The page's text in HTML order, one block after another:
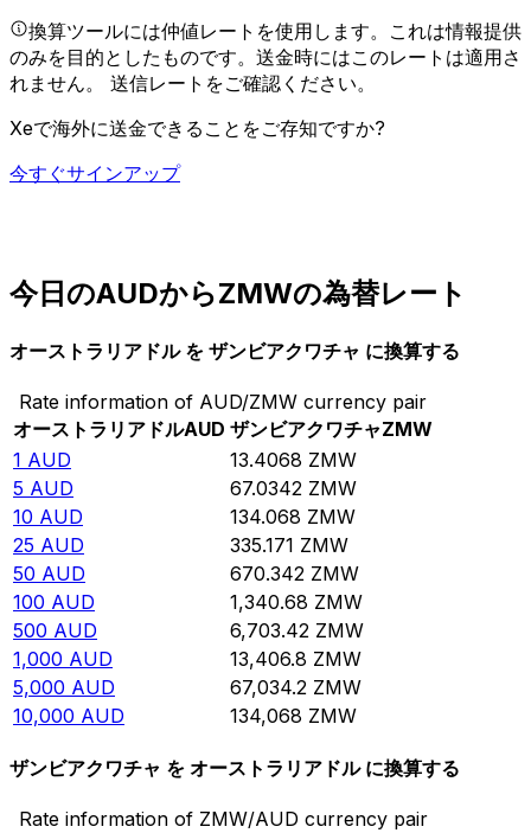
換算ツールには仲値レートを使用します。これは情報提供
のみを目的としたものです。送金時にはこのレートは適用さ
れません。 送信レートをご確認ください。
Xeで海外に送金できることをご存知ですか?
今すぐサインアップ
今日のAUDからZMWの為替レート
オーストラリアドル を ザンビアクワチャ に換算する
Rate information of AUD/ZMW currency pair
オーストラリアドルAUD ザンビアクワチャZMW
1 AUD 13.4068 ZMW
5 AUD 67.0342 ZMW
10 AUD 134.068 ZMW
25 AUD 335.171 ZMW
50 AUD 670.342 ZMW
100 AUD 1,340.68 ZMW
500 AUD 6,703.42 ZMW
1,000 AUD 13,406.8 ZMW
5,000 AUD 67,034.2 ZMW
10,000 AUD 134,068 ZMW
ザンビアクワチャ を オーストラリアドル に換算する
Rate information of ZMW/AUD currency pair